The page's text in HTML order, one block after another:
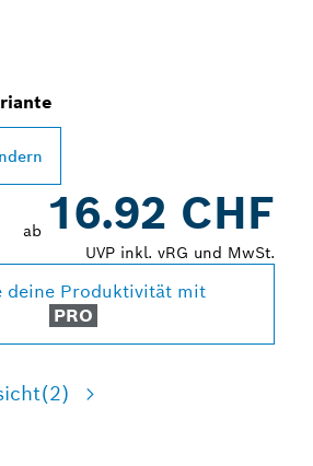
ab 16.92 CHF
UVP inkl. vRG und MwSt.
deine Produktivität mit
PRO
(2)